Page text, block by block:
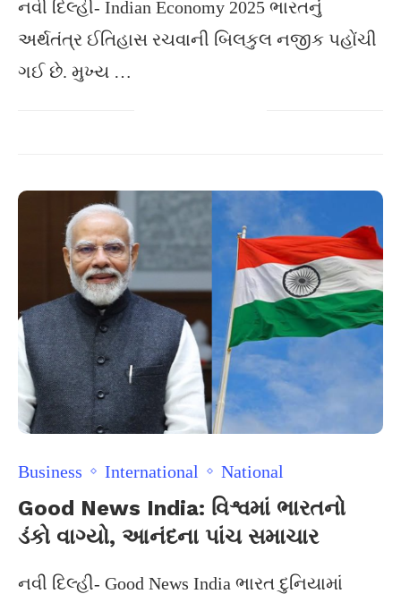
નવી દિલ્હી- Indian Economy 2025 ભારતનું
અર્થતંત્ર ઈતિહાસ રચવાની બિલકુલ નજીક પહોંચી
ગઈ છે. મુખ્ય …
Business International National
Good News India: વિશ્વમાં ભારતનો
ડંકો વાગ્યો, આનંદના પાંચ સમાચાર
નવી દિલ્હી- Good News India ભારત દુનિયામાં